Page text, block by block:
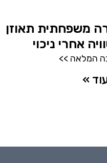
משפחתית תאוזן
אחרי ניכוי
המלאה >>
»